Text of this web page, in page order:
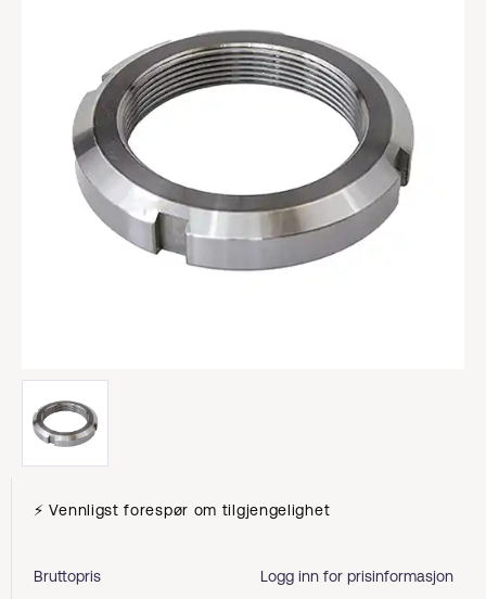
⚡ Vennligst forespør om tilgjengelighet
Bruttopris Logg inn for prisinformasjon